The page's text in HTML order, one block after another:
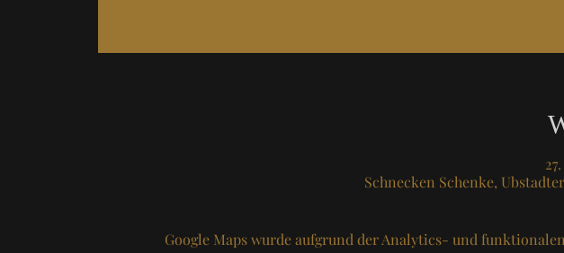
Schnecken Schenke,
Google Maps wurde aufgrund der Analytics- und